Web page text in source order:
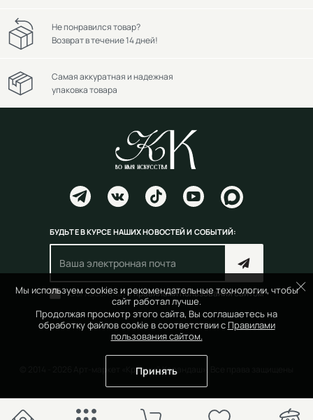
Мы используем cookies и рекомендательные технологии, чтобы
сайт работал лучше.
Продолжая просмотр этого сайта, Вы соглашаетесь на
обработку файлов cookie в соответствии с Правилами
пользования сайтом.
Принять
Не понравился товар?
Возврат в течение 14 дней!
Самая аккуратная и надежная
упаковка товара
БУДЬТЕ В КУРСЕ НАШИХ НОВОСТЕЙ И СОБЫТИЙ:
Согласен(на) справилами пользования сайтом
© 2014 - 2026 Арт-маркет «Красный Карандаш». Все права защищены